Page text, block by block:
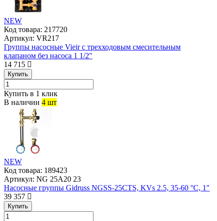
NEW
Код товара: 217720
Артикул: VR217
Группы насосные Vieir с трехходовым смесительным
клапаном без насоса 1 1/2″
14 715
Купить
Купить в 1 клик
В наличии 4 шт
NEW
Код товара: 189423
Артикул: NG 25A20 23
Насосные группы Gidruss NGSS-25CTS, KVs 2.5, 35-60 °С, 1″
39 357
Купить